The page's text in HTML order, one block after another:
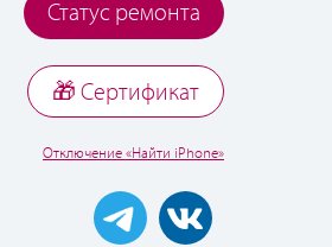
Статус ремонта
🎁 Cертификат
Отключение «Найти iPhone»